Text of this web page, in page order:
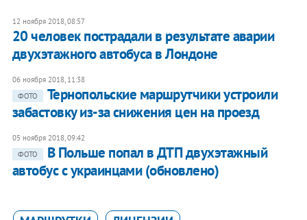
12 ноября 2018, 08:57
20 человек пострадали в результате аварии
двухэтажного автобуса в Лондоне
06 ноября 2018, 11:38
ФОТО
Тернопольские маршрутчики устроили
забастовку из-за снижения цен на проезд
05 ноября 2018, 09:42
ФОТО
В Польше попал в ДТП двухэтажный
автобус с украинцами (обновлено)